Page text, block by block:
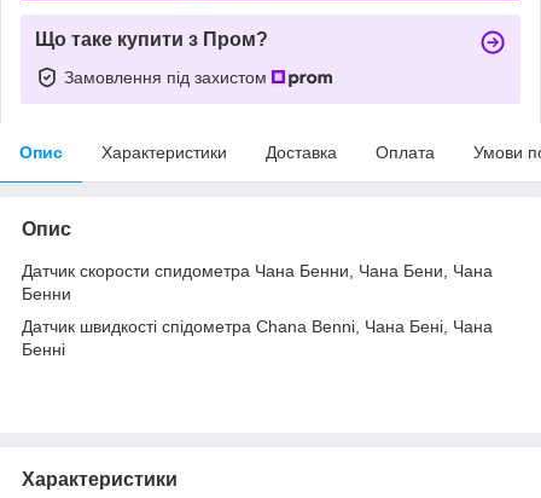
Що таке купити з Пром?
Замовлення під захистом
Опис Характеристики Доставка Оплата Умови
Опис
Датчик скорости спидометра Чана Бенни, Чана Бени, Чана
Бенни
Датчик швидкості спідометра Chana Benni, Чана Бені, Чана
Бенні
Характеристики